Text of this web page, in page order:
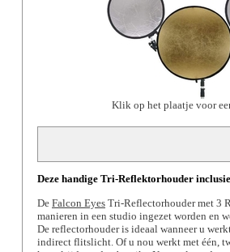
Klik op het plaatje voor
Deze handige Tri-Reflektorhouder
De Falcon Eyes Tri-Reflectorhouder met 3
manieren in een studio ingezet worden en
De reflectorhouder is ideaal wanneer u
indirect flitslicht. Of u nou werkt met één,